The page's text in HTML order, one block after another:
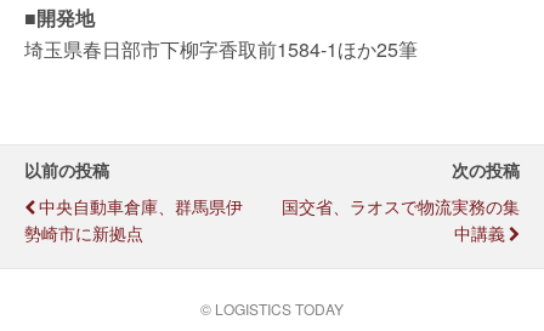
■開発地
埼玉県春日部市下柳字香取前1584-1ほか25筆
以前の投稿
中央自動車倉庫、群馬県伊
勢崎市に新拠点
次の投稿
国交省、ラオスで物流実務の集
中講義
© LOGISTICS TODAY